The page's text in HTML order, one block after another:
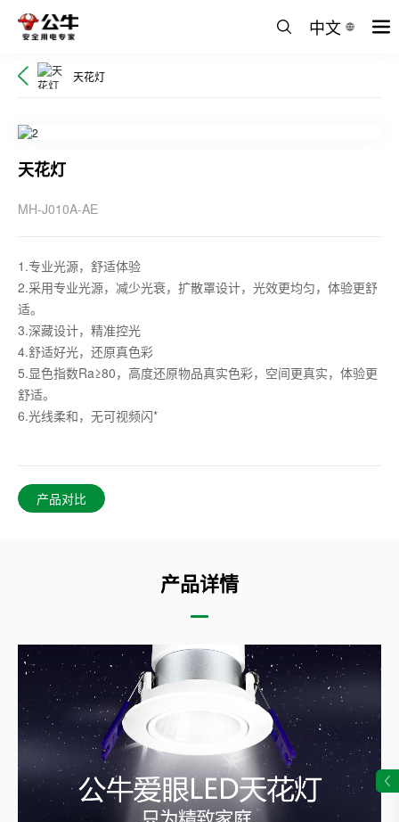
中文
天花灯
天花灯
MH-J010A-AE
1.专业光源，舒适体验
2.采用专业光源，减少光衰，扩散罩设计，光效更均匀，体验更舒
适。
3.深藏设计，精准控光
4.舒适好光，还原真色彩
5.显色指数Ra≥80，高度还原物品真实色彩，空间更真实，体验更
舒适。
6.光线柔和，无可视频闪*
产品对比
产品详情